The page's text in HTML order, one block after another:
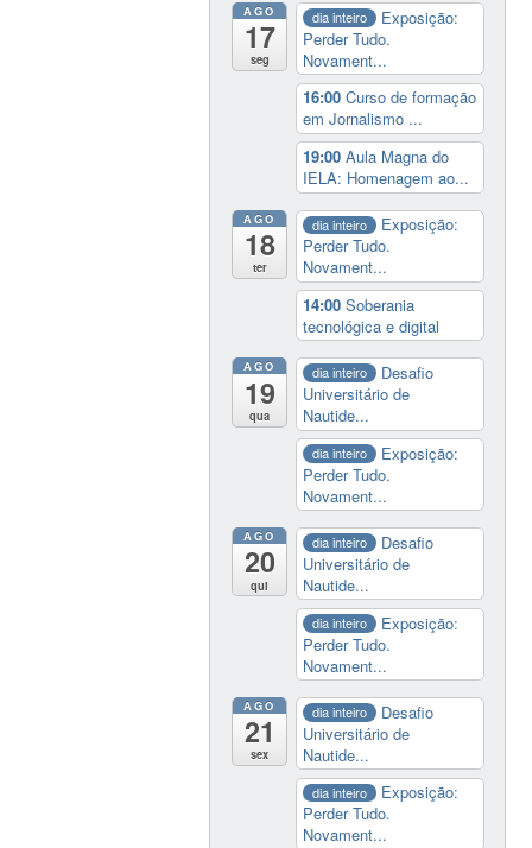
AGO
17
seg
dia inteiro
Exposição:
Perder Tudo.
Novament...
16:00Curso de formação
em Jornalismo ...
19:00Aula Magna do
IELA: Homenagem ao...
AGO
18
ter
dia inteiro
Exposição:
Perder Tudo.
Novament...
14:00Soberania
tecnológica e digital
AGO
19
qua
dia inteiro
Desafio
Universitário de
Nautide...
dia inteiro
Exposição:
Perder Tudo.
Novament...
AGO
20
qui
dia inteiro
Desafio
Universitário de
Nautide...
dia inteiro
Exposição:
Perder Tudo.
Novament...
AGO
21
sex
dia inteiro
Desafio
Universitário de
Nautide...
dia inteiro
Exposição:
Perder Tudo.
Novament...